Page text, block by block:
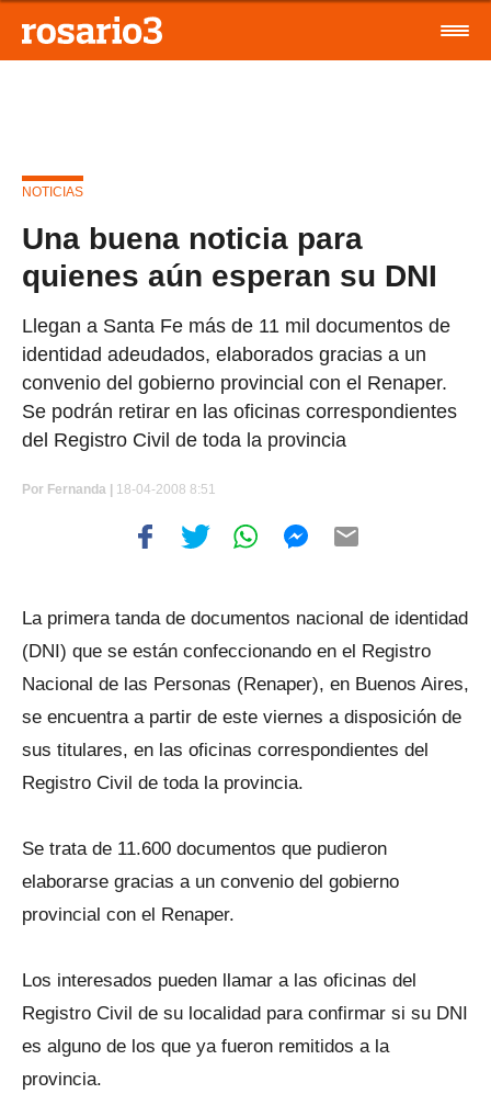
NOTICIAS
Una buena noticia para
quienes aún esperan su DNI
Llegan a Santa Fe más de 11 mil documentos de
identidad adeudados, elaborados gracias a un
convenio del gobierno provincial con el Renaper.
Se podrán retirar en las oficinas correspondientes
del Registro Civil de toda la provincia
Por Fernanda | 18-04-2008 8:51
La primera tanda de documentos nacional de identidad
(DNI) que se están confeccionando en el Registro
Nacional de las Personas (Renaper), en Buenos Aires,
se encuentra a partir de este viernes a disposición de
sus titulares, en las oficinas correspondientes del
Registro Civil de toda la provincia.
Se trata de 11.600 documentos que pudieron
elaborarse gracias a un convenio del gobierno
provincial con el Renaper.
Los interesados pueden llamar a las oficinas del
Registro Civil de su localidad para confirmar si su DNI
es alguno de los que ya fueron remitidos a la
provincia.